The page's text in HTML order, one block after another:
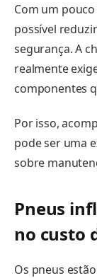
Com um
possível
segurança. A
realmente
componentes
Por isso,
pode ser uma
sobre
Pneus
no custo
Os pneus